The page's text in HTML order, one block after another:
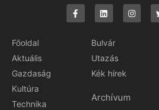
Főoldal
Aktuális
Gazdaság
Kultúra
Technika
Bulvár
Utazás
Kék hírek
Archívum